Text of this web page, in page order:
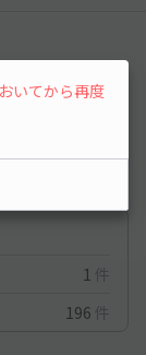
1 件
196 件
いてから再度